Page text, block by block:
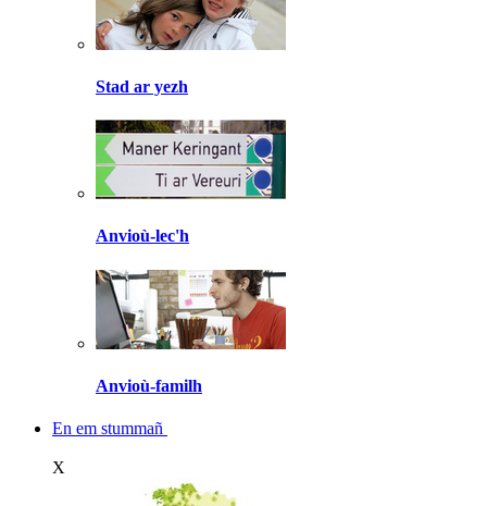
Stad ar yezh
Anvioù-lec'h
Anvioù-familh
En em stummañ
X